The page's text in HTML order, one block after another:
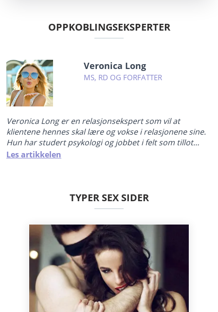
OPPKOBLINGSEKSPERTER
Veronica Long
MS, RD OG FORFATTER
Veronica Long er en relasjonsekspert som vil at
klientene hennes skal lære og vokse i relasjonene sine.
Hun har studert psykologi og jobbet i felt som tillot
henne å forske på utroskap, avhengighet, PTSD og
Les artikkelen
TYPER SEX SIDER